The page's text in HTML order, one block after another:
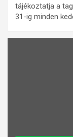
tájékoztatja a
31-ig minden